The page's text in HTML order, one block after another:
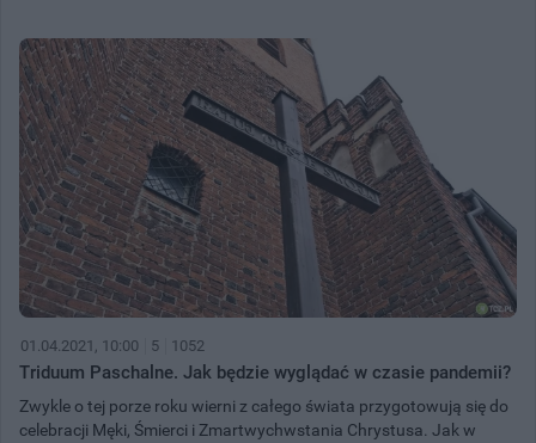
01.04.2021, 10:00 5 1052
Triduum Paschalne. Jak będzie wyglądać w czasie pandemii?
Zwykle o tej porze roku wierni z całego świata przygotowują się do
celebracji Męki, Śmierci i Zmartwychwstania Chrystusa. Jak w